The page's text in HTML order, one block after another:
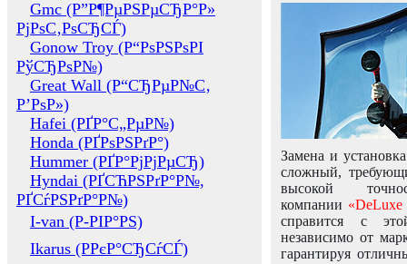
Gmc (Р”Р¶РµРЅРµСЂР°Р»
РјРѕС‚РѕСЂСЃ)
Gonow Troy (Р“РѕРЅРѕРІ
РўСЂРѕР№)
Great Wall (Р“СЂРµР№С‚
Р’РѕР»)
Hafei (РҐР°С„РµР№)
Honda (РҐРѕРЅРґР°)
Hummer (РҐР°РјРјРµСЂ)
Hyndai (РҐСЋРЅРґР°Р№,
РҐСѓРЅРґР°Р№)
I-van (Р-РІР°РЅ)
Ikarus (РРєР°СЂСѓСЃ)
Замена и
сложный,
высокой
компании «DeLuxe
справится с
независимо от
гарантируя